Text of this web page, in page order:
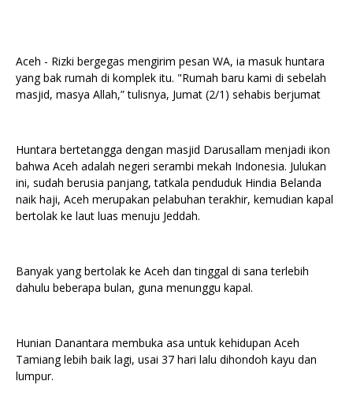
Aceh - Rizki bergegas mengirim pesan WA, ia masuk huntara
yang bak rumah di komplek itu. "Rumah baru kami di sebelah
masjid, masya Allah,” tulisnya, Jumat (2/1) sehabis berjumat
Huntara bertetangga dengan masjid Darusallam menjadi ikon
bahwa Aceh adalah negeri serambi mekah Indonesia. Julukan
ini, sudah berusia panjang, tatkala penduduk Hindia Belanda
naik haji, Aceh merupakan pelabuhan terakhir, kemudian kapal
bertolak ke laut luas menuju Jeddah.
Banyak yang bertolak ke Aceh dan tinggal di sana terlebih
dahulu beberapa bulan, guna menunggu kapal.
Hunian Danantara membuka asa untuk kehidupan Aceh
Tamiang lebih baik lagi, usai 37 hari lalu dihondoh kayu dan
lumpur.